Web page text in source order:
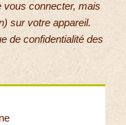
vous connecter, mais
sur votre appareil.
de confidentialité des